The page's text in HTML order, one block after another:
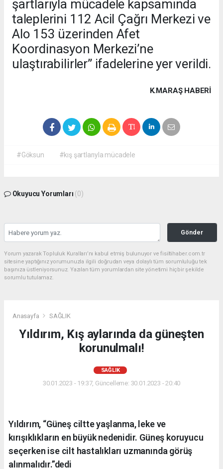
şartlarıyla mücadele kapsamında
taleplerini 112 Acil Çağrı Merkezi ve
Alo 153 üzerinden Afet
Koordinasyon Merkezi’ne
ulaştırabilirler” ifadelerine yer verildi.
K.MARAŞ HABERİ
#Göksun #kış şartlarıyla mücadele
Okuyucu Yorumları (0)
Gönder
Yorum yazarak Topluluk Kuralları’nı kabul etmiş bulunuyor ve fisiltihaber.com.tr
sitesine yaptığınız yorumunuzla ilgili doğrudan veya dolaylı tüm sorumluluğu tek
başınıza üstleniyorsunuz. Yazılan tüm yorumlardan site yönetimi hiçbir şekilde
sorumlu tutulamaz.
Anasayfa SAĞLIK
Yıldırım, Kış aylarında da güneşten
korunulmalı!
SAĞLIK
30.01.2023 - 19:37, Güncelleme: 30.01.2023 - 20:40
Yıldırım, “Güneş ciltte yaşlanma, leke ve
kırışıklıkların en büyük nedenidir. Güneş koruyucu
seçerken ise cilt hastalıkları uzmanında görüş
alınmalıdır.”dedi